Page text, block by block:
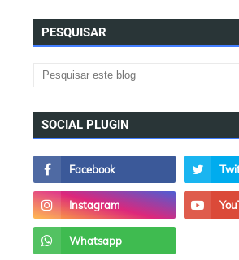
PESQUISAR
SOCIAL PLUGIN